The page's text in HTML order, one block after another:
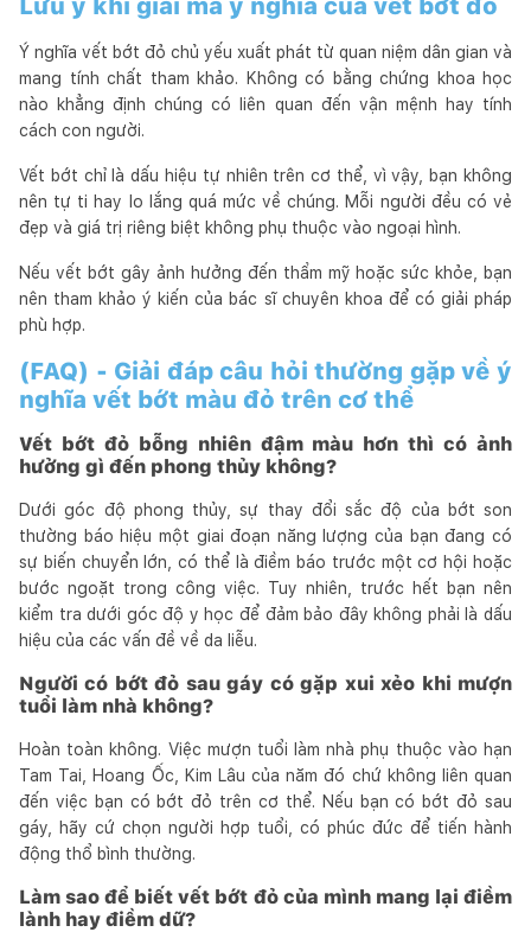
Lưu ý khi giải mã ý nghĩa của vết bớt đỏ
Ý nghĩa vết bớt đỏ chủ yếu xuất phát từ quan niệm dân gian và
mang tính chất tham khảo. Không có bằng chứng khoa học
nào khẳng định chúng có liên quan đến vận mệnh hay tính
cách con người.
Vết bớt chỉ là dấu hiệu tự nhiên trên cơ thể, vì vậy, bạn không
nên tự ti hay lo lắng quá mức về chúng. Mỗi người đều có vẻ
đẹp và giá trị riêng biệt không phụ thuộc vào ngoại hình.
Nếu vết bớt gây ảnh hưởng đến thẩm mỹ hoặc sức khỏe, bạn
nên tham khảo ý kiến của bác sĩ chuyên khoa để có giải pháp
phù hợp.
(FAQ) - Giải đáp câu hỏi thường gặp về ý
nghĩa vết bớt màu đỏ trên cơ thể
Vết bớt đỏ bỗng nhiên đậm màu hơn thì có ảnh
hưởng gì đến phong thủy không?
Dưới góc độ phong thủy, sự thay đổi sắc độ của bớt son
thường báo hiệu một giai đoạn năng lượng của bạn đang có
sự biến chuyển lớn, có thể là điềm báo trước một cơ hội hoặc
bước ngoặt trong công việc. Tuy nhiên, trước hết bạn nên
kiểm tra dưới góc độ y học để đảm bảo đây không phải là dấu
hiệu của các vấn đề về da liễu.
Người có bớt đỏ sau gáy có gặp xui xẻo khi mượn
tuổi làm nhà không?
Hoàn toàn không. Việc mượn tuổi làm nhà phụ thuộc vào hạn
Tam Tai, Hoang Ốc, Kim Lâu của năm đó chứ không liên quan
đến việc bạn có bớt đỏ trên cơ thể. Nếu bạn có bớt đỏ sau
gáy, hãy cứ chọn người hợp tuổi, có phúc đức để tiến hành
động thổ bình thường.
Làm sao để biết vết bớt đỏ của mình mang lại điềm
lành hay điềm dữ?